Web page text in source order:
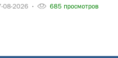
08-2026 685 просмотров